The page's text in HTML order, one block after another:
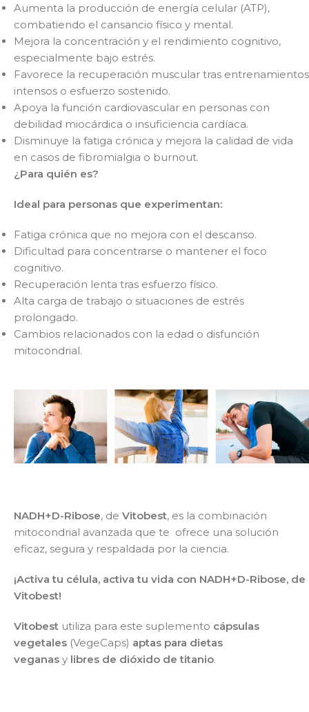
Aumenta la producción de energía celular (ATP),
combatiendo el cansancio físico y mental.
Mejora la concentración y el rendimiento cognitivo,
especialmente bajo estrés.
Favorece la recuperación muscular tras entrenamientos
intensos o esfuerzo sostenido.
Apoya la función cardiovascular en personas con
debilidad miocárdica o insuficiencia cardíaca.
Disminuye la fatiga crónica y mejora la calidad de vida
en casos de fibromialgia o burnout.
¿Para quién es?
Ideal para personas que experimentan:
Fatiga crónica que no mejora con el descanso.
Dificultad para concentrarse o mantener el foco
cognitivo.
Recuperación lenta tras esfuerzo físico.
Alta carga de trabajo o situaciones de estrés
prolongado.
Cambios relacionados con la edad o disfunción
mitocondrial.
NADH+D-Ribose, de Vitobest, es la combinación
mitocondrial avanzada que te ofrece una solución
eficaz, segura y respaldada por la ciencia.
¡Activa tu célula, activa tu vida con NADH+D-Ribose, de
Vitobest!
Vitobest utiliza para este suplemento cápsulas
vegetales (VegeCaps) aptas para dietas
veganas y libres de dióxido de titanio.